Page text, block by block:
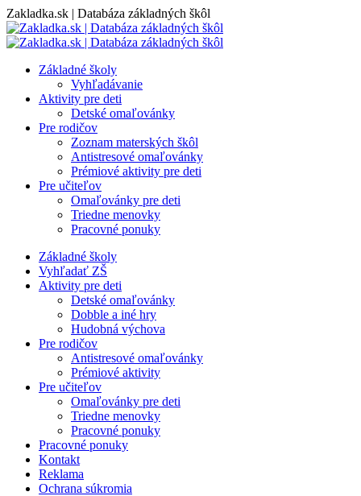
Skip
to
content
Zakladka.sk | Databáza základných škôl
Základné školy
Vyhľadávanie
Aktivity pre deti
Detské omaľovánky
Pre rodičov
Zoznam materských škôl
Antistresové omaľovánky
Prémiové aktivity pre deti
Pre učiteľov
Omaľovánky pre deti
Triedne menovky
Pracovné ponuky
Základné školy
Vyhľadať ZŠ
Aktivity pre deti
Detské omaľovánky
Dobble a iné hry
Hudobná výchova
Pre rodičov
Antistresové omaľovánky
Prémiové aktivity
Pre učiteľov
Omaľovánky pre deti
Triedne menovky
Pracovné ponuky
Pracovné ponuky
Kontakt
Reklama
Ochrana súkromia